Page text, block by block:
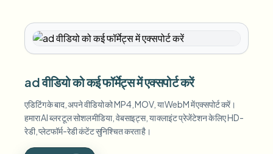
ad वीडियो को कई फॉर्मेट्स में एक्सपोर्ट करें
एडिटिंग के बाद, अपने वीडियो को MP4, MOV, या WebM में एक्सपोर्ट करें।
हमारा AI ब्लर टूल सोशल मीडिया, वेबसाइट्स, या क्लाइंट प्रेजेंटेशन के लिए HD-
रेडी, प्लेटफॉर्म-रेडी कंटेंट सुनिश्चित करता है।